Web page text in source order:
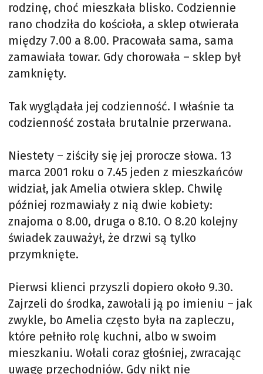
rodzinę, choć mieszkała blisko. Codziennie
rano chodziła do kościoła, a sklep otwierała
między 7.00 a 8.00. Pracowała sama, sama
zamawiała towar. Gdy chorowała – sklep był
zamknięty.
Tak wyglądała jej codzienność. I właśnie ta
codzienność została brutalnie przerwana.
Niestety – ziściły się jej prorocze słowa. 13
marca 2001 roku o 7.45 jeden z mieszkańców
widział, jak Amelia otwiera sklep. Chwilę
później rozmawiały z nią dwie kobiety:
znajoma o 8.00, druga o 8.10. O 8.20 kolejny
świadek zauważył, że drzwi są tylko
przymknięte.
Pierwsi klienci przyszli dopiero około 9.30.
Zajrzeli do środka, zawołali ją po imieniu – jak
zwykle, bo Amelia często była na zapleczu,
które pełniło rolę kuchni, albo w swoim
mieszkaniu. Wołali coraz głośniej, zwracając
uwagę przechodniów. Gdy nikt nie